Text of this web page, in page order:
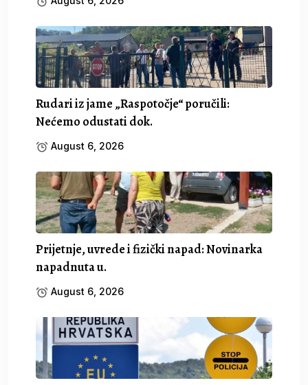
Rudari iz jame „Raspotočje“ poručili:
Nećemo odustati dok.
August 6, 2026
Prijetnje, uvrede i fizički napad: Novinarka
napadnuta u.
August 6, 2026